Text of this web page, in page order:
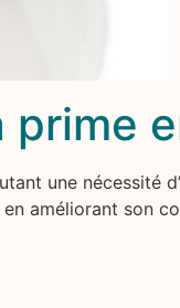
prime
une nécessité
en améliorant son